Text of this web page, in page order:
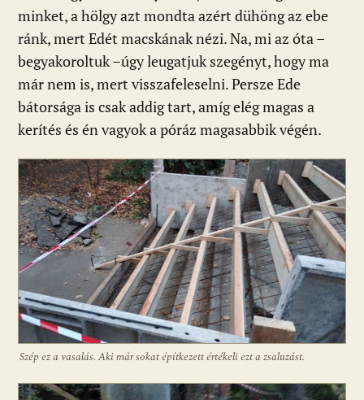
minket, a hölgy azt mondta azért dühöng az ebe
ránk, mert Edét macskának nézi. Na, mi az óta –
begyakoroltuk –úgy leugatjuk szegényt, hogy ma
már nem is, mert visszafeleselni. Persze Ede
bátorsága is csak addig tart, amíg elég magas a
kerítés és én vagyok a póráz magasabbik végén.
Szép ez a vasalás. Aki már sokat építkezett értékeli ezt a zsaluzást.